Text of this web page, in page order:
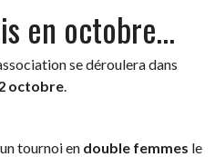
en octobre…
se déroulera dans
octobre
tournoi en double femmes le